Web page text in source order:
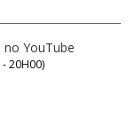
YouTube
20H00)